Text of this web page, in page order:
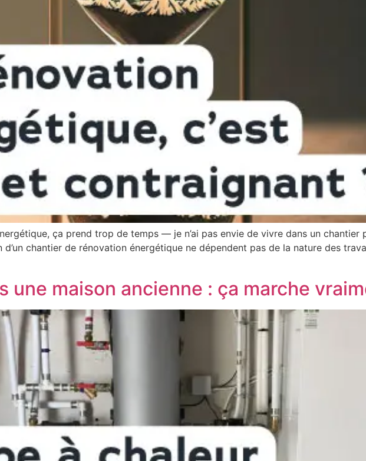
ça prend trop de temps — je n’ai pas envie de vivre dans un chantier
chantier de rénovation énergétique ne dépendent pas de la nature des
une maison ancienne : ça marche